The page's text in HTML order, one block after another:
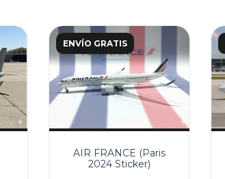
ENVÍO GRATIS
AIR FRANCE (Paris
2024 Sticker)